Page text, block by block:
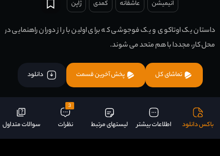
انیمیشن عاشقانه کمدی ژاپن
داستان یک اوتاکوی و یک فوجوشی که برای اولین بار از دوران راهنمایی در
محل کار، مجددا با هم متحد می شوند.
تماشای کل پخش آخرین قسمت دانلود
باکس دانلود اطلاعات بیشتر لیستهای مرتبط
3
نظرات سوالات متداول